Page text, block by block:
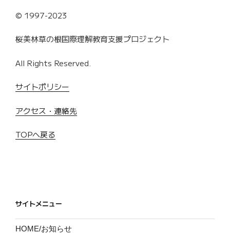
© 1997-2023
桜美林草の根国際理解教育支援プロジェクト
All Rights Reserved.
サイトポリシー
アクセス・連絡先
TOPへ戻る
サイトメニュー
HOME/お知らせ